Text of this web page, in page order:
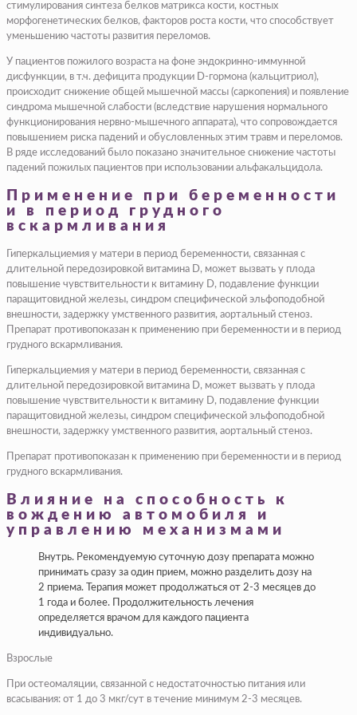
стимулирования синтеза белков матрикса кости, костных
морфогенетических белков, факторов роста кости, что способствует
уменьшению частоты развития переломов.
У пациентов пожилого возраста на фоне эндокринно-иммунной
дисфункции, в т.ч. дефицита продукции D-гормона (кальцитриол),
происходит снижение общей мышечной массы (саркопения) и появление
синдрома мышечной слабости (вследствие нарушения нормального
функционирования нервно-мышечного аппарата), что сопровождается
повышением риска падений и обусловленных этим травм и переломов.
В ряде исследований было показано значительное снижение частоты
падений пожилых пациентов при использовании альфакальцидола.
Применение при беременности
и в период грудного
вскармливания
Гиперкальциемия у матери в период беременности, связанная с
длительной передозировкой витамина D, может вызвать у плода
повышение чувствительности к витамину D, подавление функции
паращитовидной железы, синдром специфической эльфоподобной
внешности, задержку умственного развития, аортальный стеноз.
Препарат противопоказан к применению при беременности и в период
грудного вскармливания.
Гиперкальциемия у матери в период беременности, связанная с
длительной передозировкой витамина D, может вызвать у плода
повышение чувствительности к витамину D, подавление функции
паращитовидной железы, синдром специфической эльфоподобной
внешности, задержку умственного развития, аортальный стеноз.
Препарат противопоказан к применению при беременности и в период
грудного вскармливания.
Влияние на способность к
вождению автомобиля и
управлению механизмами
Внутрь. Рекомендуемую суточную дозу препарата можно
принимать сразу за один прием, можно разделить дозу на
2 приема. Терапия может продолжаться от 2-3 месяцев до
1 года и более. Продолжительность лечения
определяется врачом для каждого пациента
индивидуально.
Взрослые
При остеомаляции, связанной с недостаточностью питания или
всасывания: от 1 до 3 мкг/сут в течение минимум 2-3 месяцев.